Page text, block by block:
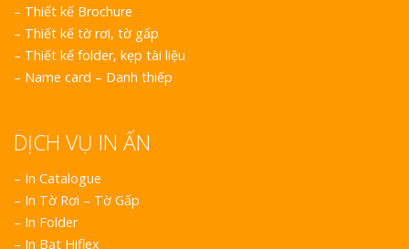
– Thiết kế Brochure
– Thiết kế tờ rơi, tờ gấp
– Thiết kế folder, kẹp tài liệu
– Name card – Danh thiếp
DỊCH VỤ IN ẤN
– In Catalogue
– In Tờ Rơi – Tờ Gấp
– In Folder
– In Bạt Hiflex